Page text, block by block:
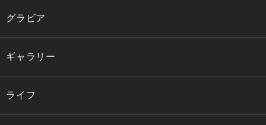
グラビア
ギャラリー
ライフ